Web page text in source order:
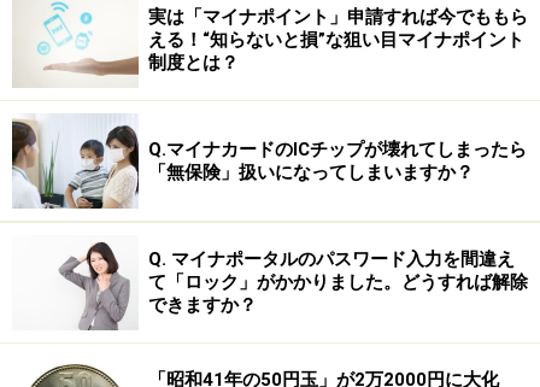
いるそう。
「新規採用が見送られたため、入社後3年は下っ端でし
た。入社5年目で新入社員に給与を抜かれました。バブ
ル世代が上に詰まっていたため、昇進できませんでし
た。ボーナスはお小遣い程度のものを1度もらったのみ
でした」
一番羨ましいと思う世代は“50代”で、その理由は「バブ
ル世代で売り手市場にいた方々です。就職活動で苦労な
実は「マイナポイント」申請すれば今でももら
える！“知らないと損”な狙い目マイナポイント
制度とは？
Q.マイナカードのICチップが壊れてしまったら
「無保険」扱いになってしまいますか？
Q. マイナポータルのパスワード入力を間違え
て「ロック」がかかりました。どうすれば解除
できますか？
「昭和41年の50円玉」が2万2000円に大化